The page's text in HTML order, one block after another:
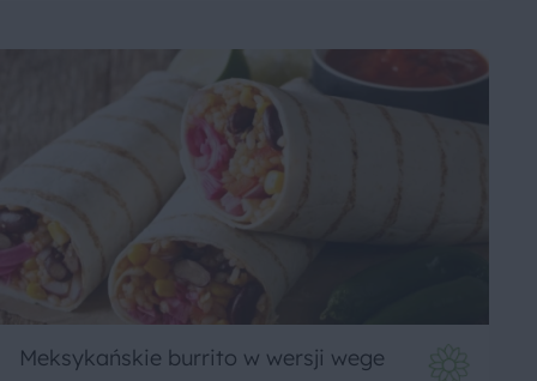
Meksykańskie burrito w wersji wege